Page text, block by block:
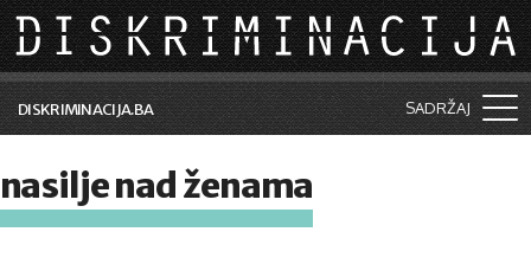
Skip to main content
DISKRIMINACIJA.BA SADRŽAJ
Vijesti i događaji
nasilje nad ženama